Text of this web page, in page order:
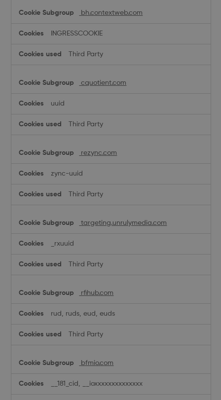
bh.contextweb.com
INGRESSCOOKIE
Third Party
cquotient.com
uuid
Third Party
rezync.com
zync-uuid
Third Party
targeting.unrulymedia.com
_rxuuid
Third Party
rfihub.com
rud, ruds, eud, euds
Third Party
bfmio.com
__181_cid, __ioxxxxxxxxxxxxxx